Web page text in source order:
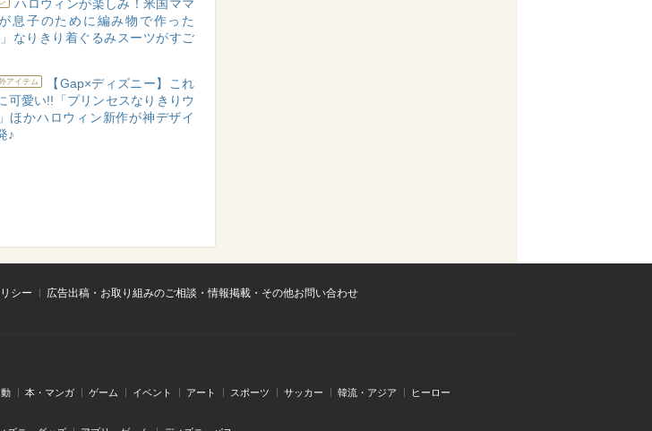
ハロウィンが楽しみ！米国ママ
息子のために編み物で作った
」なりきり着ぐるみスーツがすご
アイテム
【Gap×ディズニー】これ
可愛い!!「プリンセスなりきりウ
ほかハロウィン新作が神デザイ
♪
シー
広告出稿・お取り組みのご相談・情報掲載・その他お問い合わせ
動 本・マンガ ゲーム イベント アート スポーツ サッカー 韓流・アジア ヒーロー